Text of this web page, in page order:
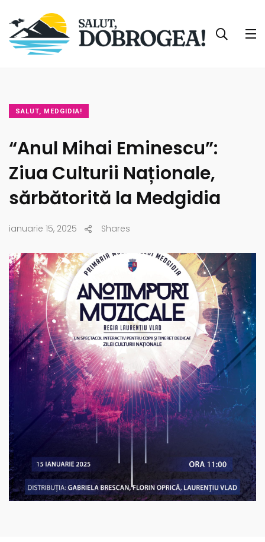
SALUT, MEDGIDIA!
“Anul Mihai Eminescu”:
Ziua Culturii Naționale,
sărbătorită la Medgidia
ianuarie 15, 2025 Shares